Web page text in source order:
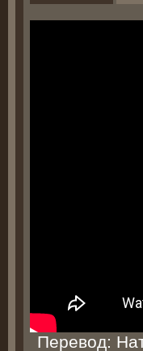
Перевод: